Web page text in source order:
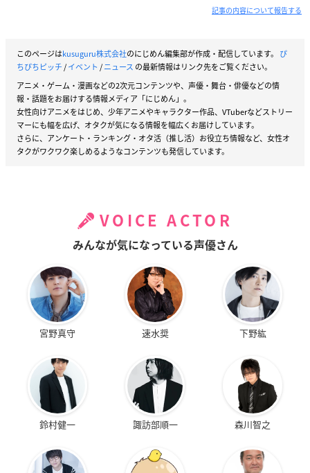
記事の内容について報告する
このページはkusuguru株式会社のにじめん編集部が作成・配信しています。 ぴ
ちぴちピッチ/イベント /ニュース の最新情報はリンク先をご覧ください。
アニメ・ゲーム・漫画などの2次元コンテンツや、声優・舞台・俳優などの情
報・話題をお届けする情報メディア「にじめん」。
女性向けアニメをはじめ、少年アニメやキャラクター作品、VTuberなどストリー
マーにも幅を広げ、オタクが気になる情報を幅広くお届けしています。
さらに、アンケート・ランキング・オタ活（推し活）お役立ち情報など、女性オ
タクがワクワク楽しめるようなコンテンツも発信しています。
VOICE ACTOR
みんなが気になっている声優さん
宮野真守 速水奨 下野紘
鈴村健一 諏訪部順一 森川智之